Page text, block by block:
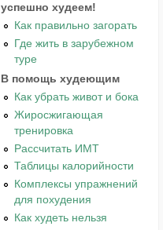
успешно худеем!
Как правильно загорать
Где жить в зарубежном
туре
В помощь худеющим
Как убрать живот и бока
Жиросжигающая
тренировка
Рассчитать ИМТ
Таблицы калорийности
Комплексы упражнений
для похудения
Как худеть нельзя